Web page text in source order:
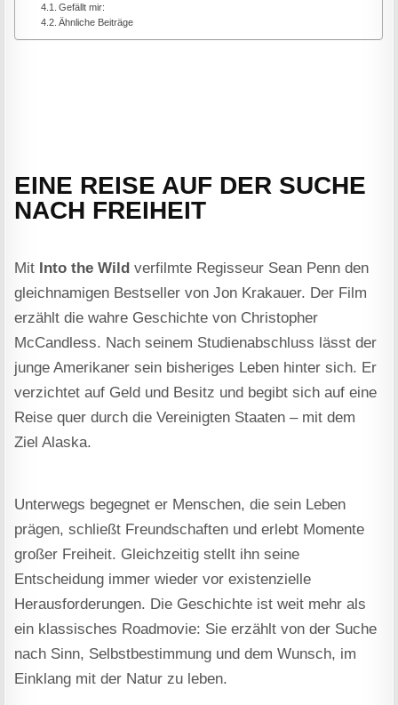
Gefällt mir:
Ähnliche Beiträge
EINE REISE AUF DER SUCHE
NACH FREIHEIT
Mit Into the Wild verfilmte Regisseur Sean Penn den
gleichnamigen Bestseller von Jon Krakauer. Der Film
erzählt die wahre Geschichte von Christopher
McCandless. Nach seinem Studienabschluss lässt der
junge Amerikaner sein bisheriges Leben hinter sich. Er
verzichtet auf Geld und Besitz und begibt sich auf eine
Reise quer durch die Vereinigten Staaten – mit dem
Ziel Alaska.
Unterwegs begegnet er Menschen, die sein Leben
prägen, schließt Freundschaften und erlebt Momente
großer Freiheit. Gleichzeitig stellt ihn seine
Entscheidung immer wieder vor existenzielle
Herausforderungen. Die Geschichte ist weit mehr als
ein klassisches Roadmovie: Sie erzählt von der Suche
nach Sinn, Selbstbestimmung und dem Wunsch, im
Einklang mit der Natur zu leben.